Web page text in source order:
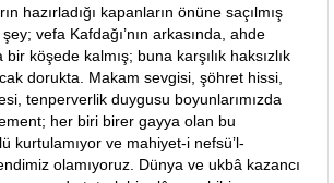
hazırladığı kapanların önüne saçılmış
vefa Kafdağı’nın arkasında, ahde
köşede kalmış; buna karşılık haksızlık
dorukta. Makam sevgisi, şöhret hissi,
tenperverlik duygusu boyunlarımızda
her biri birer gayya olan bu
kurtulamıyor ve mahiyet-i nefsü’l-
olamıyoruz. Dünya ve ukbâ kazancı